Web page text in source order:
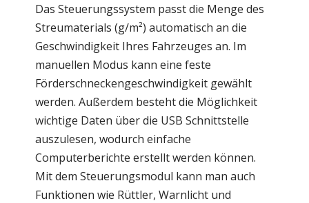
Das Steuerungssystem passt die Menge des
Streumaterials (g/m²) automatisch an die
Geschwindigkeit Ihres Fahrzeuges an. Im
manuellen Modus kann eine feste
Förderschneckengeschwindigkeit gewählt
werden. Außerdem besteht die Möglichkeit
wichtige Daten über die USB Schnittstelle
auszulesen, wodurch einfache
Computerberichte erstellt werden können.
Mit dem Steuerungsmodul kann man auch
Funktionen wie Rüttler, Warnlicht und